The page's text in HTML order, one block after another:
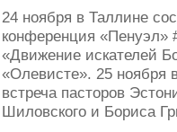
24 ноября в Таллине
конференция «Пенуэл»
«Движение искателей
«Олевисте». 25 ноября
встреча пасторов
Шиловского и Бориса